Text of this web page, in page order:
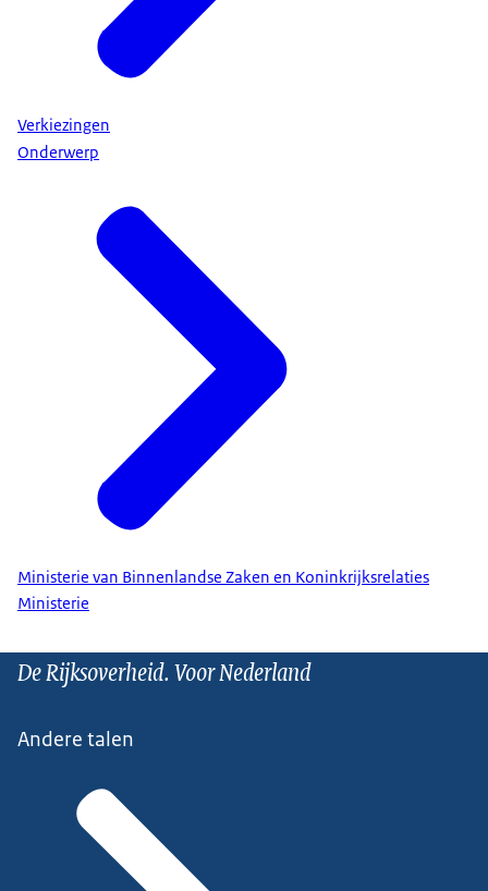
Verkiezingen
Onderwerp
Ministerie van Binnenlandse Zaken en Koninkrijksrelaties
Ministerie
De Rijksoverheid. Voor Nederland
Andere talen